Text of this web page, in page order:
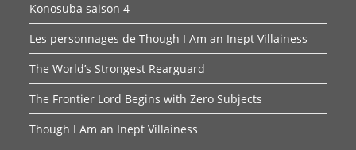
Konosuba saison 4
Les personnages de Though I Am an Inept Villainess
The World’s Strongest Rearguard
The Frontier Lord Begins with Zero Subjects
Though I Am an Inept Villainess